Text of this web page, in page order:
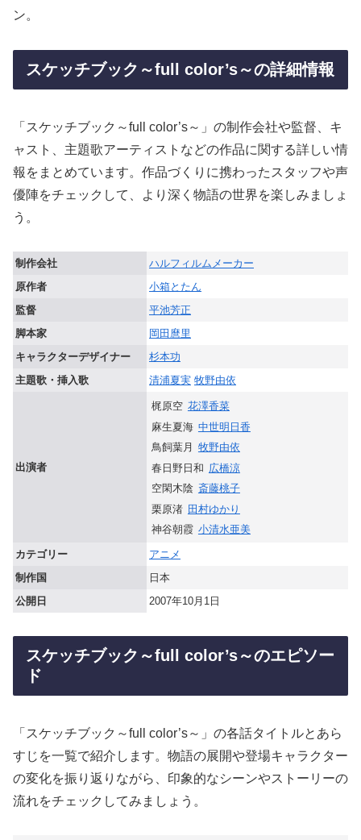
ン。
スケッチブック～full color’s～の詳細情報
「スケッチブック～full color’s～」の制作会社や監督、キ
ャスト、主題歌アーティストなどの作品に関する詳しい情
報をまとめています。作品づくりに携わったスタッフや声
優陣をチェックして、より深く物語の世界を楽しみましょ
う。
制作会社
ハルフィルムメーカー
原作者
小箱とたん
監督
平池芳正
脚本家
岡田麿里
キャラクターデザイナー
杉本功
主題歌・挿入歌
清浦夏実 牧野由依
出演者
梶原空 花澤香菜
麻生夏海 中世明日香
鳥飼葉月 牧野由依
春日野日和 広橋涼
空閑木陰 斎藤桃子
栗原渚 田村ゆかり
神谷朝霞 小清水亜美
カテゴリー
アニメ
制作国
日本
公開日
2007年10月1日
スケッチブック～full color’s～のエピソー
ド
「スケッチブック～full color’s～」の各話タイトルとあら
すじを一覧で紹介します。物語の展開や登場キャラクター
の変化を振り返りながら、印象的なシーンやストーリーの
流れをチェックしてみましょう。